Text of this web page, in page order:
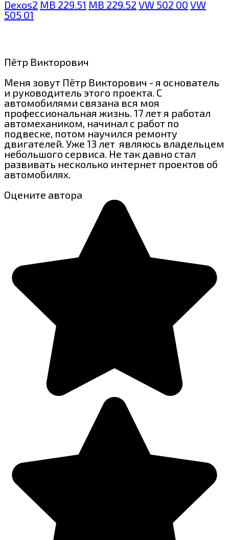
Dexos2 MB 229.51 MB 229.52 VW 502 00 VW
505 01
Пётр Викторович
Меня зовут Пётр Викторович - я основатель
и руководитель этого проекта. С
автомобилями связана вся моя
профессиональная жизнь. 17 лет я работал
автомехаником, начинал с работ по
подвеске, потом научился ремонту
двигателей. Уже 13 лет являюсь владельцем
небольшого сервиса. Не так давно стал
развивать несколько интернет проектов об
автомобилях.
Оцените автора